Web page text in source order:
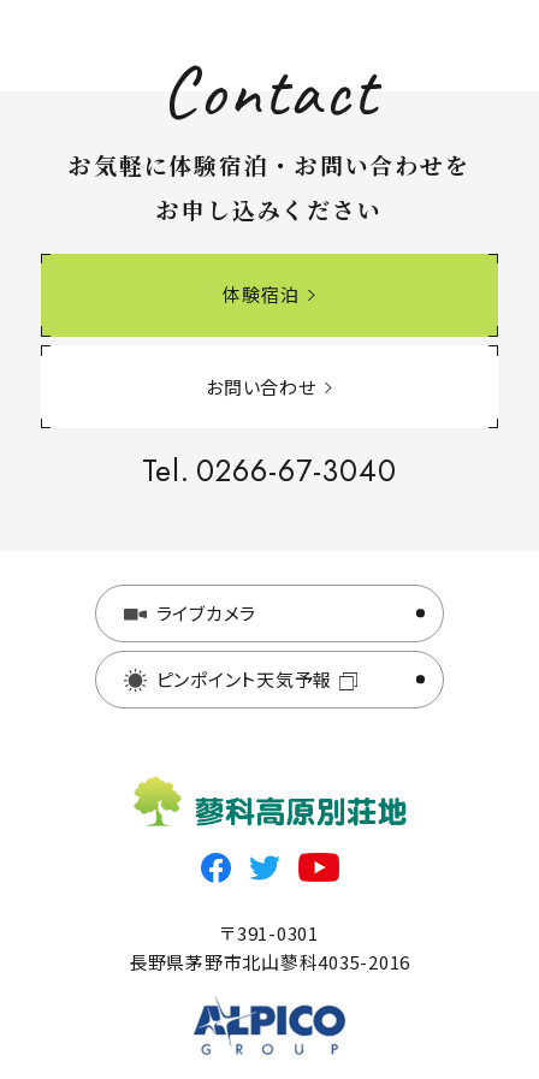
Contact
お気軽に体験宿泊・お問い合わせを
お申し込みください
体験宿泊
お問い合わせ
Tel. 0266-67-3040
ライブカメラ
ピンポイント天気予報
〒391-0301
長野県茅野市北山蓼科4035-2016